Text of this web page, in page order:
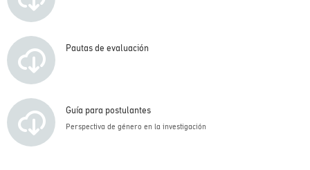
Pautas de evaluación
Guía para postulantes
Perspectiva de género en la investigación